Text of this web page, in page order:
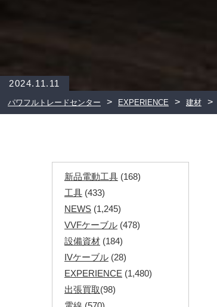
2024.11.11
パワフルトレードセンター > EXPERIENCE > 建材 >
新品電動工具 (168)
工具 (433)
NEWS (1,245)
VVFケーブル (478)
設備資材 (184)
IVケーブル (28)
EXPERIENCE (1,480)
出張買取(98)